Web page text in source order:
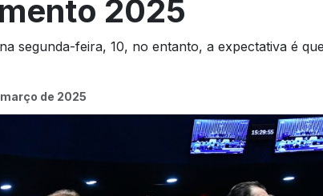
2025
segunda-feira, 10, no entanto, a expectativa é que
de 2025